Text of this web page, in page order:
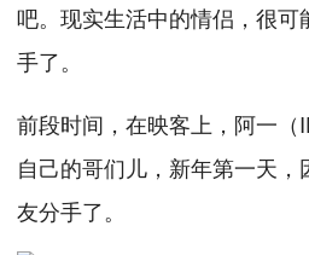
吧。现实生活中的情侣，很
手了。
前段时间，在映客上，阿一（
自己的哥们儿，新年第一天
友分手了。